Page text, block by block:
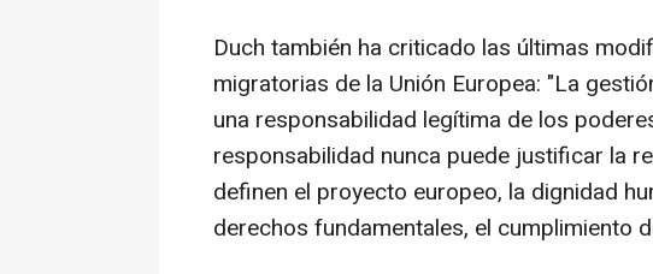
Duch también ha criticado las últimas
migratorias de la Unión Europea: "La
una responsabilidad legítima de los
responsabilidad nunca puede justificar la
definen el proyecto europeo, la dignidad
derechos fundamentales, el cumplimiento